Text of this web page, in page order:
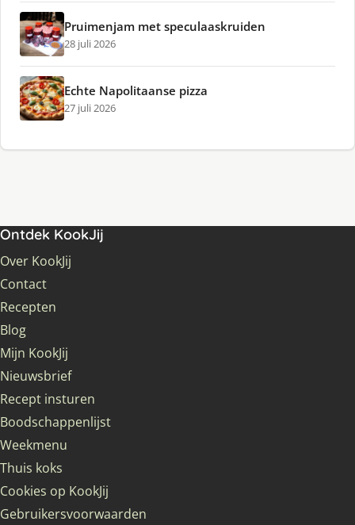
Pruimenjam met speculaaskruiden
28 juli 2026
Echte Napolitaanse pizza
27 juli 2026
Ontdek KookJij
Over KookJij
Contact
Recepten
Blog
Mijn KookJij
Nieuwsbrief
Recept insturen
Boodschappenlijst
Weekmenu
Thuis koks
Cookies op KookJij
Gebruikersvoorwaarden